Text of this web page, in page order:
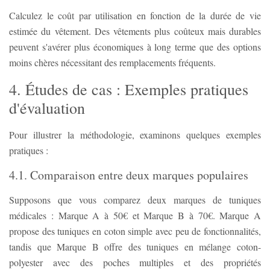
Calculez le coût par utilisation en fonction de la durée de vie
estimée du vêtement. Des vêtements plus coûteux mais durables
peuvent s'avérer plus économiques à long terme que des options
moins chères nécessitant des remplacements fréquents.
4. Études de cas : Exemples pratiques
d'évaluation
Pour illustrer la méthodologie, examinons quelques exemples
pratiques :
4.1. Comparaison entre deux marques populaires
Supposons que vous comparez deux marques de tuniques
médicales : Marque A à 50€ et Marque B à 70€. Marque A
propose des tuniques en coton simple avec peu de fonctionnalités,
tandis que Marque B offre des tuniques en mélange coton-
polyester avec des poches multiples et des propriétés